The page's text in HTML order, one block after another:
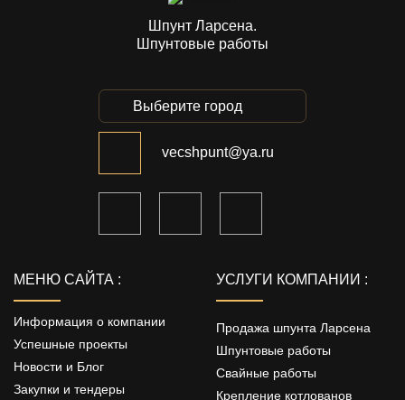
Шпунт Ларсена.
Шпунтовые работы
Выберите город
vecshpunt@ya.ru
МЕНЮ САЙТА :
Информация о компании
Успешные проекты
Новости и Блог
Закупки и тендеры
УСЛУГИ КОМПАНИИ :
Продажа шпунта Ларсена
Шпунтовые работы
Свайные работы
Крепление котлованов